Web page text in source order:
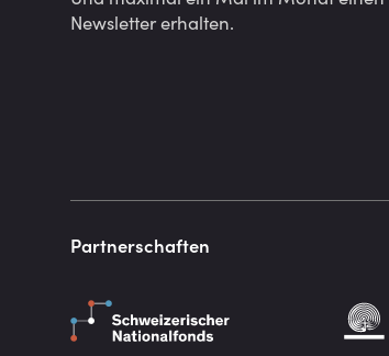
Newsletter erhalten.
Partnerschaften